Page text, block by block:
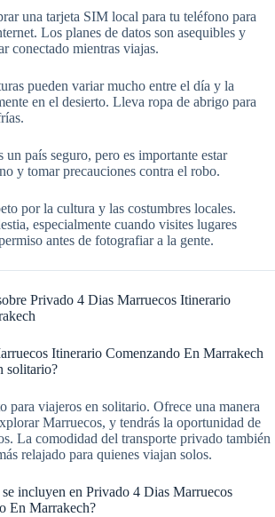
una tarjeta SIM local para tu teléfono para
Los planes de datos son asequibles y
conectado mientras viajas.
pueden variar mucho entre el día y la
en el desierto. Lleva ropa de abrigo para
un país seguro, pero es importante estar
y tomar precauciones contra el robo.
por la cultura y las costumbres locales.
especialmente cuando visites lugares
antes de fotografiar a la gente.
Privado 4 Dias Marruecos Itinerario
Itinerario Comenzando En Marrakech
solitario?
para viajeros en solitario. Ofrece una manera
Marruecos, y tendrás la oportunidad de
La comodidad del transporte privado también
relajado para quienes viajan solos.
incluyen en Privado 4 Dias Marruecos
En Marrakech?